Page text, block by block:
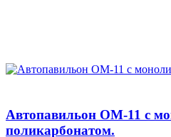
Автопавильон ОМ-11 с
поликарбонатом.